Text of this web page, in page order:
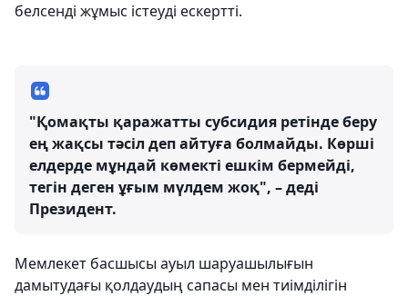
белсенді жұмыс істеуді ескертті.
"Қомақты қаражатты субсидия ретінде беру
ең жақсы тәсіл деп айтуға болмайды. Көрші
елдерде мұндай көмекті ешкім бермейді,
тегін деген ұғым мүлдем жоқ", – деді
Президент.
Мемлекет басшысы ауыл шаруашылығын
дамытудағы қолдаудың сапасы мен тиімділігін